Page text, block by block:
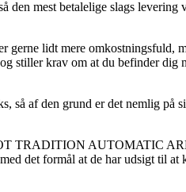
den mest betalelige slags levering
gerne lidt mere omkostningsfuld,
stiller krav om at du befinder dig
så af den grund er det nemlig på
TRADITION AUTOMATIC
det formål at de har udsigt til at